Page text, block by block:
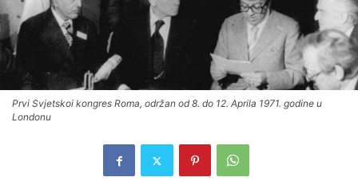
Prvi Svjetskoi kongres Roma, održan od 8. do 12. Aprila 1971. godine u
Londonu